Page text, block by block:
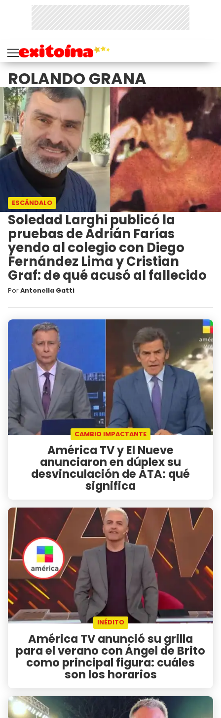
ROLANDO GRANA
ESCÁNDALO
Soledad Larghi publicó la
pruebas de Adrián Farías
yendo al colegio con Diego
Fernández Lima y Cristian
Graf: de qué acusó al fallecido
PorAntonella Gatti
CAMBIO IMPACTANTE
América TV y El Nueve
anunciaron en dúplex su
desvinculación de ATA: qué
significa
INÉDITO
América TV anunció su grilla
para el verano con Ángel de Brito
como principal figura: cuáles
son los horarios